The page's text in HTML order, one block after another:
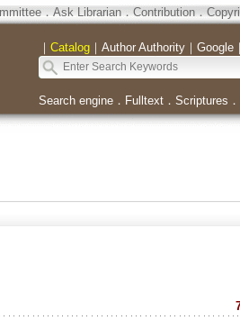
．Ask Librarian．Contribution．
｜ Catalog｜ Author Authority｜ Google｜
Search engine． Fulltext． Scriptures ．